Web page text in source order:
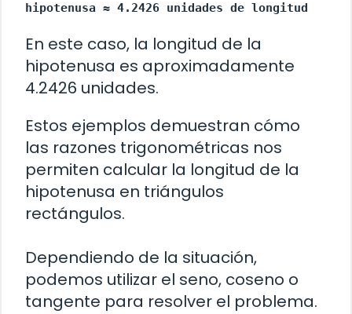
hipotenusa ≈ 4.2426 unidades de longitud
En este caso, la longitud de la
hipotenusa es aproximadamente
4.2426 unidades.
Estos ejemplos demuestran cómo
las razones trigonométricas nos
permiten calcular la longitud de la
hipotenusa en triángulos
rectángulos.
Dependiendo de la situación,
podemos utilizar el seno, coseno o
tangente para resolver el problema.